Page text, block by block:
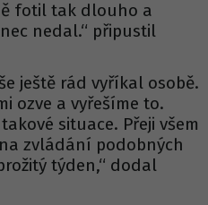
fotil tak dlouho a
nedal.“ připustil
ještě rád vyříkal osobě.
ozve a vyřešíme to.
situace. Přeji všem
zvládání podobných
týden,“ dodal